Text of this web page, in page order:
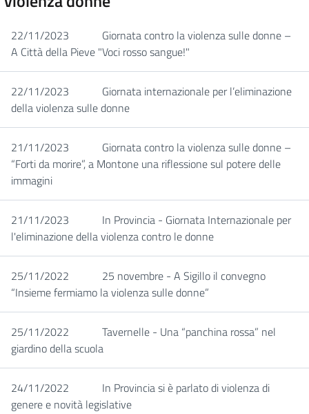
22/11/2023
Giornata contro la violenza sulle donne –
A Città della Pieve "Voci rosso sangue!"
22/11/2023
Giornata internazionale per l’eliminazione
della violenza sulle donne
21/11/2023
Giornata contro la violenza sulle donne –
“Forti da morire”, a Montone una riflessione sul potere delle
immagini
21/11/2023
In Provincia - Giornata Internazionale per
l'eliminazione della violenza contro le donne
25/11/2022
25 novembre - A Sigillo il convegno
“Insieme fermiamo la violenza sulle donne”
25/11/2022
Tavernelle - Una “panchina rossa” nel
giardino della scuola
24/11/2022
In Provincia si è parlato di violenza di
genere e novità legislative